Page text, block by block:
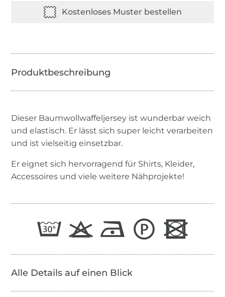
Dieser Baumwollwaffeljersey ist wunderbar weich
und elastisch. Er lässt sich super leicht verarbeiten
und ist vielseitig einsetzbar.
Er eignet sich hervorragend für Shirts, Kleider,
Accessoires und viele weitere Nähprojekte!
Alle Details auf einen Blick